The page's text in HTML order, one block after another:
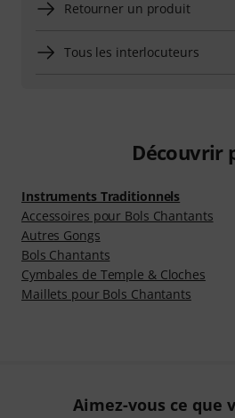
Retourner un produit
Tous les interlocuteurs
Découvrir
Instruments Traditionnels
Accessoires pour Bols Chantants
Autres Gongs
Bols Chantants
Cymbales de Temple & Cloches
Maillets pour Bols Chantants
Aimez-vous ce que